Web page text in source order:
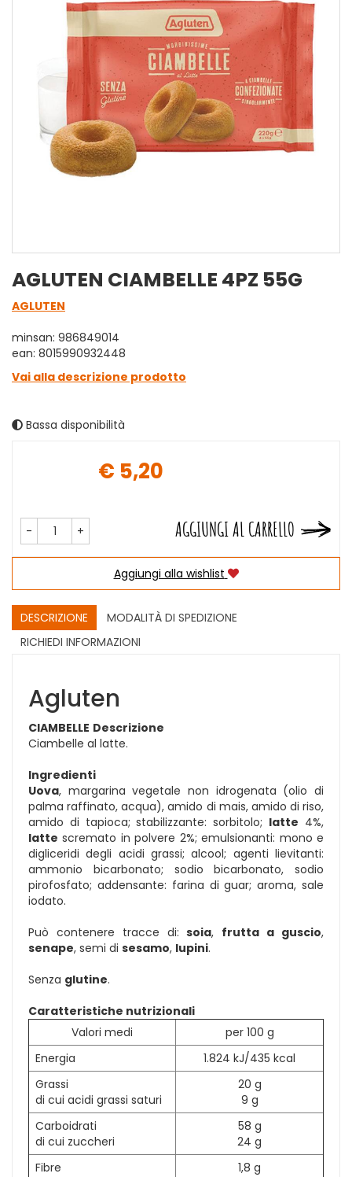
AGLUTEN CIAMBELLE 4PZ 55G
AGLUTEN
minsan: 986849014
ean: 8015990932448
Vai alla descrizione prodotto
Bassa disponibilità
€ 5,20
- + AGGIUNGI AL CARRELLO
Aggiungi alla wishlist
DESCRIZIONE
MODALITÀ DI SPEDIZIONE
RICHIEDI INFORMAZIONI
Agluten
CIAMBELLE Descrizione
Ciambelle al latte.
Ingredienti
Uova, margarina vegetale non idrogenata (olio di
palma raffinato, acqua), amido di mais, amido di riso,
amido di tapioca; stabilizzante: sorbitolo; latte 4%,
latte scremato in polvere 2%; emulsionanti: mono e
digliceridi degli acidi grassi; alcool; agenti lievitanti:
ammonio bicarbonato; sodio bicarbonato, sodio
pirofosfato; addensante: farina di guar; aroma, sale
iodato.
Può contenere tracce di:soia, frutta a guscio,
senape, semi di sesamo, lupini.
Senza glutine.
Caratteristiche nutrizionali
Valori medi
per 100 g
Energia
1.824 kJ/435 kcal
Grassi
di cui acidi grassi saturi
20 g
9 g
Carboidrati
di cui zuccheri
58 g
24 g
Fibre
1,8 g